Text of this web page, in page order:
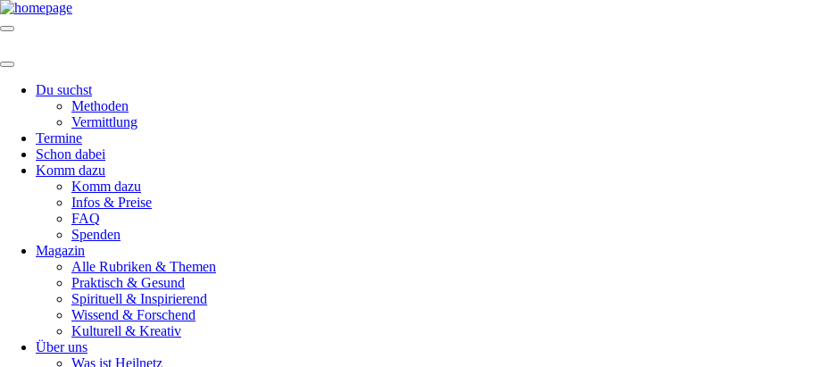
Du suchst
Methoden
Vermittlung
Termine
Schon dabei
Komm dazu
Komm dazu
Infos & Preise
FAQ
Spenden
Magazin
Alle Rubriken & Themen
Praktisch & Gesund
Spirituell & Inspirierend
Wissend & Forschend
Kulturell & Kreativ
Über uns
Was ist Heilnetz